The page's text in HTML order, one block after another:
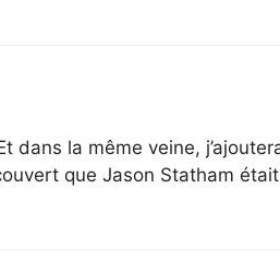
dans la même veine,
que Jason Statham